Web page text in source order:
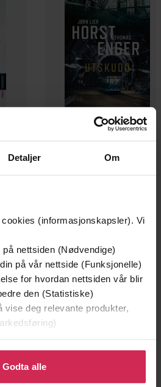
Detaljer Om
(informasjonskapsler). Vi
nettsiden (Nødvendige)
på vår nettside (Funksjonelle)
for hvordan nettsiden vår blir
den (Statistiske)
deg relevante produkter,
å gi oss ditt samtykke til å
formålene. Du kan også
spesifikke formål ved å klikke
Godta alle
349,-
Utskudd
of Schitt's Creek
(forfatter),Eugene Levy